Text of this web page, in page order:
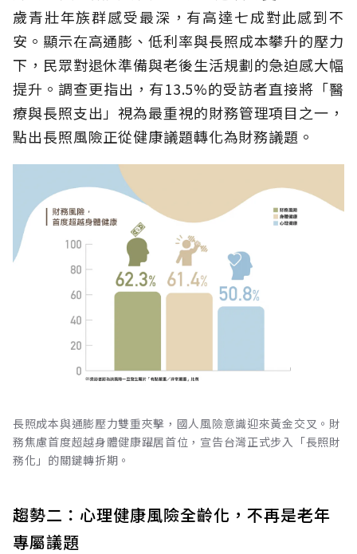
歲青壯年族群感受最深，有高達七成對此感到不
安。顯示在高通膨、低利率與長照成本攀升的壓力
下，民眾對退休準備與老後生活規劃的急迫感大幅
提升。調查更指出，有13.5%的受訪者直接將「醫
療與長照支出」視為最重視的財務管理項目之一，
點出長照風險正從健康議題轉化為財務議題。
長照成本與通膨壓力雙重夾擊，國人風險意識迎來黃金交叉。財
務焦慮首度超越身體健康躍居首位，宣告台灣正式步入「長照財
務化」的關鍵轉折期。
趨勢二：心理健康風險全齡化，不再是老年
專屬議題